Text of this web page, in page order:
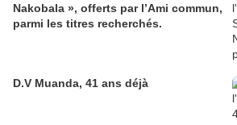
Nakobala », offerts par l’Ami commun,
parmi les titres recherchés.
D.V Muanda, 41 ans déjà